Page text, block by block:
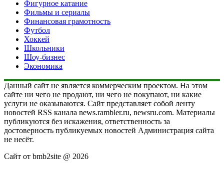
Фигурное катание
Фильмы и сериалы
Финансовая грамотность
Футбол
Хоккей
Школьники
Шоу-бизнес
Экономика
Данный сайт не является коммерческим проектом. На этом
сайте ни чего не продают, ни чего не покупают, ни какие
услуги не оказываются. Сайт представляет собой ленту
новостей RSS канала news.rambler.ru, newsru.com. Материалы
публикуются без искажения, ответственность за
достоверность публикуемых новостей Администрация сайта
не несёт.
Сайт от bmb2site @ 2026